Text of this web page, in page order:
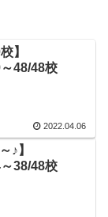
】
48/48校
2022.04.06
♪】
38/48校